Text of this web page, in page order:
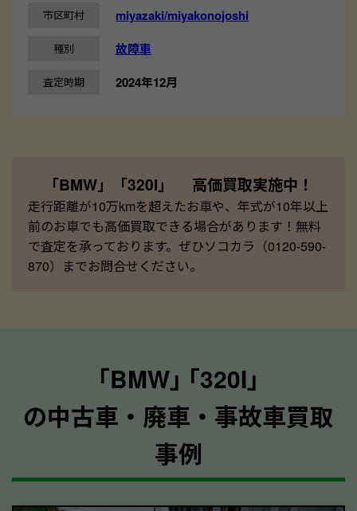
市区町村 miyazaki/miyakonojoshi
種別 故障車
査定時期 2024年12月
「BMW」「320I」 高価買取実施中！
走行距離が10万kmを超えたお車や、年式が10年以上
前のお車でも高価買取できる場合があります！無料
で査定を承っております。ぜひソコカラ（0120-590-
870）までお問合せください。
｢BMW｣ ｢320I｣
の中古車・廃車・事故車買取
事例